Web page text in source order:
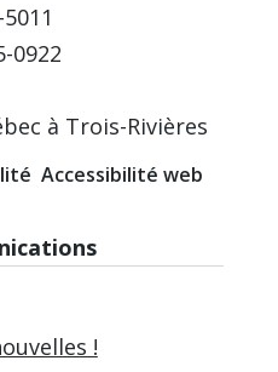
0922
à Trois-Rivières
Accessibilité web
!